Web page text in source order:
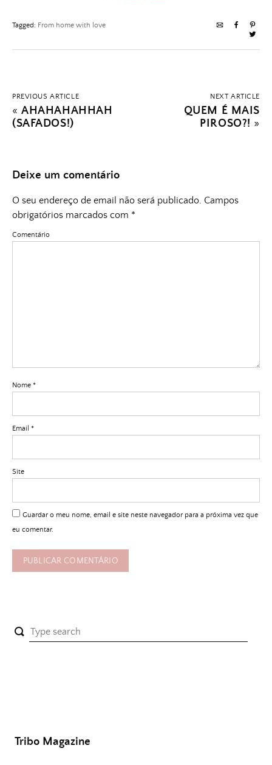
Tagged: From home with love
PREVIOUS ARTICLE
«AHAHAHAHHAH
(SAFADOS!)
NEXT ARTICLE
QUEM É MAIS
PIROSO?! »
Deixe um comentário
O seu endereço de email não será publicado. Campos
obrigatórios marcados com *
Comentário
Nome *
Email *
Site
Guardar o meu nome, email e site neste navegador para a próxima vez que
eu comentar.
Tribo Magazine